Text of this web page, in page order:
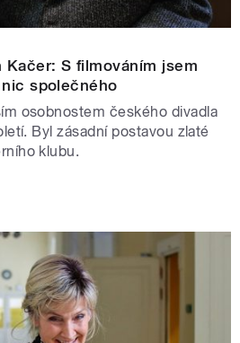
Kačer: S filmováním jsem
společného
osobnostem českého divadla
Byl zásadní postavou zlaté
klubu.